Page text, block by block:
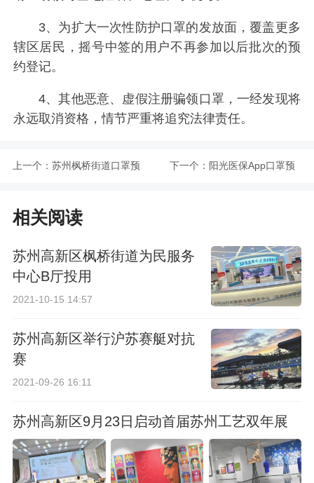
3、为扩大一次性防护口罩的发放面，覆盖更多
辖区居民，摇号中签的用户不再参加以后批次的预
约登记。
4、其他恶意、虚假注册骗领口罩，一经发现将
永远取消资格，情节严重将追究法律责任。
上一个： 苏州枫桥街道口罩预 下一个： 阳光医保App口罩预
相关阅读
苏州高新区枫桥街道为民服务
中心B厅投用
2021-10-15 14:57
苏州高新区举行沪苏赛艇对抗
赛
2021-09-26 16:11
苏州高新区9月23日启动首届苏州工艺双年展